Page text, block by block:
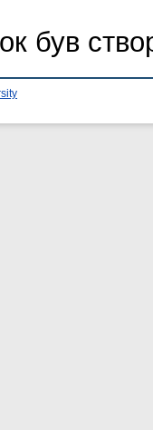
був